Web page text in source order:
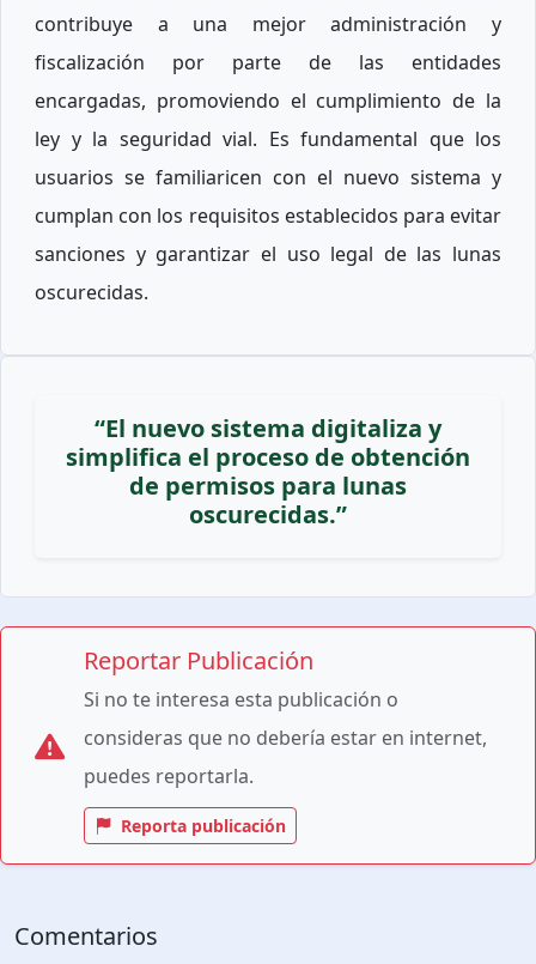
contribuye a una mejor administración y
fiscalización por parte de las entidades
encargadas, promoviendo el cumplimiento de la
ley y la seguridad vial. Es fundamental que los
usuarios se familiaricen con el nuevo sistema y
cumplan con los requisitos establecidos para evitar
sanciones y garantizar el uso legal de las lunas
oscurecidas.
“El nuevo sistema digitaliza y
simplifica el proceso de obtención
de permisos para lunas
oscurecidas.”
Reportar Publicación
Si no te interesa esta publicación o
consideras que no debería estar en internet,
puedes reportarla.
Reporta publicación
Comentarios